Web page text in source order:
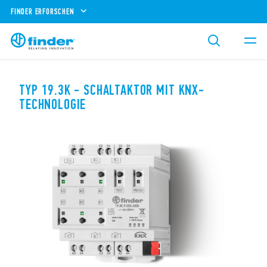
FINDER ERFORSCHEN
TYP 19.3K - SCHALTAKTOR MIT KNX-
TECHNOLOGIE